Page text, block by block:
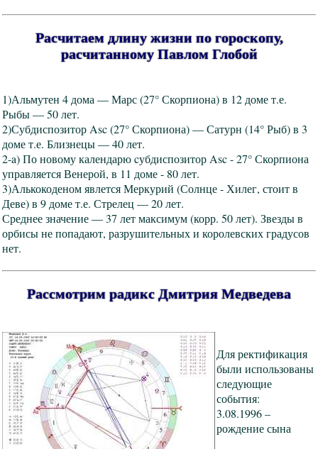
Расчитаем длину жизни по гороскопу,
расчитанному Павлом Глобой
1)Альмутен 4 дома — Марс (27° Скорпиона) в 12 доме т.е.
Рыбы — 50 лет.
2)Субдиспозитор Asc (27° Скорпиона) — Сатурн (14° Рыб) в 3
доме т.е. Близнецы — 40 лет.
2-a) По новому календарю cубдиспозитор Asc - 27° Скорпиона
управляется Венерой, в 11 доме - 80 лет.
3)Алькокоденом явлется Меркурий (Солнце - Хилег, стоит в
Деве) в 9 доме т.е. Стрелец — 20 лет.
Среднее значение — 37 лет максимум (корр. 50 лет). Звезды в
орбисы не попадают, разрушительных и королевских градусов
нет.
Рассмотрим радикс Дмитрия Медведева
Для ректификация
были использованы
следующие
события:
3.08.1996 –
рождение сына